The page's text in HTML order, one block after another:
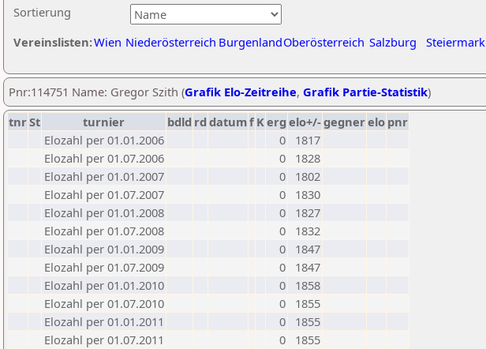
Sortierung
Vereinslisten:Wien Niederösterreich BurgenlandOberösterreich Salzburg Steiermark
Pnr:114751 Name: Gregor Szith (Grafik Elo-Zeitreihe, Grafik Partie-Statistik)
tnrSt turnier bdld rd datumf Kerg elo+/-gegnerelo pnr
Elozahl per 01.01.2006
0
1817
Elozahl per 01.07.2006
0
1828
Elozahl per 01.01.2007
0
1802
Elozahl per 01.07.2007
0
1830
Elozahl per 01.01.2008
0
1827
Elozahl per 01.07.2008
0
1832
Elozahl per 01.01.2009
0
1847
Elozahl per 01.07.2009
0
1847
Elozahl per 01.01.2010
0
1858
Elozahl per 01.07.2010
0
1855
Elozahl per 01.01.2011
0
1855
Elozahl per 01.07.2011
0
1855